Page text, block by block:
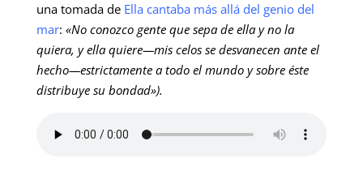
una tomada de Ella cantaba más allá del genio del
mar: «No conozco gente que sepa de ella y no la
quiera, y ella quiere—mis celos se desvanecen ante el
hecho—estrictamente a todo el mundo y sobre éste
distribuye su bondad»).